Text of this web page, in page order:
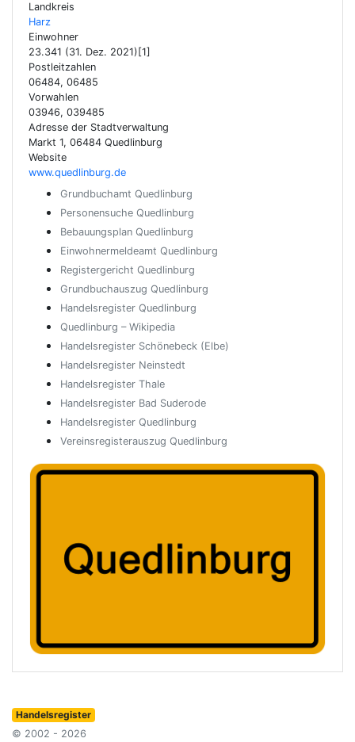
Landkreis
Harz
Einwohner
23.341 (31. Dez. 2021)[1]
Postleitzahlen
06484, 06485
Vorwahlen
03946, 039485
Adresse der Stadtverwaltung
Markt 1, 06484 Quedlinburg
Website
www.quedlinburg.de
Grundbuchamt Quedlinburg
Personensuche Quedlinburg
Bebauungsplan Quedlinburg
Einwohnermeldeamt Quedlinburg
Registergericht Quedlinburg
Grundbuchauszug Quedlinburg
Handelsregister Quedlinburg
Quedlinburg – Wikipedia
Handelsregister Schönebeck (Elbe)
Handelsregister Neinstedt
Handelsregister Thale
Handelsregister Bad Suderode
Handelsregister Quedlinburg
Vereinsregisterauszug Quedlinburg
Handelsregister
© 2002 - 2026